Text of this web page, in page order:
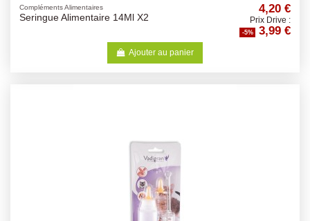
Compléments Alimentaires
Seringue Alimentaire 14Ml X2
4,20 €
Prix Drive :
-5% 3,99 €
Ajouter au panier